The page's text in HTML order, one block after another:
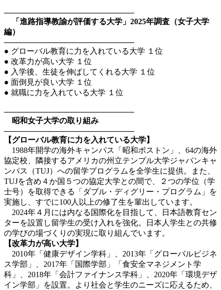
————————————————–
「進路指導教諭が評価する大学」2025年調査（女子大学
編）
————————————————–
● グローバル教育に力を入れている大学 １位
● 改革力が高い大学 １位
● 入学後、生徒を伸ばしてくれる大学 １位
● 面倒見が良い大学 １位
● 就職に力を入れている大学 １位
————————————————–
昭和女子大学の取り組み
————————————————–
【グローバル教育に力を入れている大学】
1988年開学の海外キャンパス「昭和ボストン」、64の海外
協定校、隣接するアメリカの州立テンプル大学ジャパンキャ
ンパス（TUJ）への留学プログラムを全学生に提供。また、
TUJを含め４か国５つの協定大学との間で、２つの学位（学
士号）を取得できる「ダブル・ディグリー・プログラム」を
実施し、すでに100人以上の修了生を輩出しています。
2024年４月には内なる国際化を目指して、日本語教育セン
ターを設置し留学生の受け入れを強化。日本人学生との共修
の学びの場づくりの実現に取り組んでいます。
【改革力が高い大学】
2010年「健康デザイン学科」、2013年「グローバルビジネ
ス学部」、2017年「国際学部」「食安全マネジメント学
科」、2018年「会計ファイナンス学科」、2020年「環境デザ
イン学部」を設置。より社会と学生のニーズに応えるため、